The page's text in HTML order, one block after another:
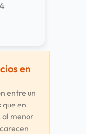
en
entre un
que en
al menor